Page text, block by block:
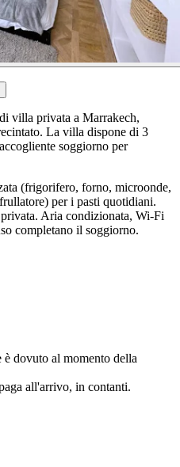
villa privata a Marrakech,
La villa dispone di 3
soggiorno per
(frigorifero, forno, microonde,
per i pasti quotidiani.
Aria condizionata, Wi-Fi
completano il soggiorno.
dovuto al momento della
all'arrivo, in contanti.